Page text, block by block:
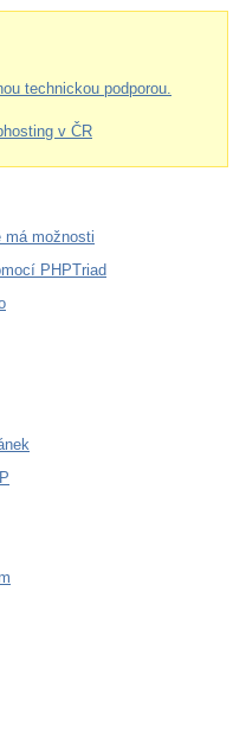
technickou podporou.
v ČR
má možnosti
PHPTriad